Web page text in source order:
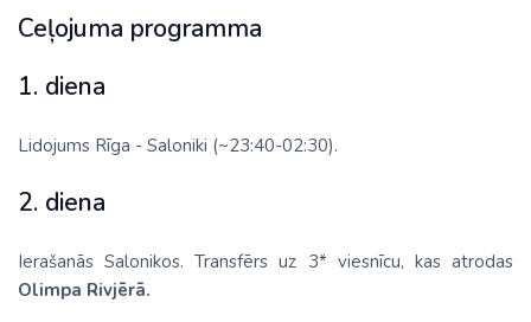
Ceļojuma programma
1. diena
Lidojums Rīga - Saloniki (~23:40-02:30).
2. diena
Ierašanās Salonikos. Transfērs uz 3* viesnīcu, kas atrodas
Olimpa Rivjērā.